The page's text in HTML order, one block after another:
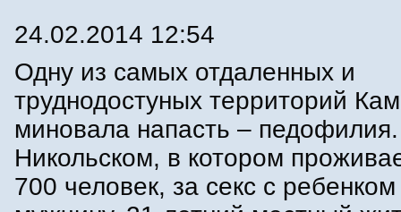
24.02.2014 12:54
Одну из самых отдаленных и
труднодостуных территорий
миновала напасть –
Никольском, в котором
700 человек, за секс с